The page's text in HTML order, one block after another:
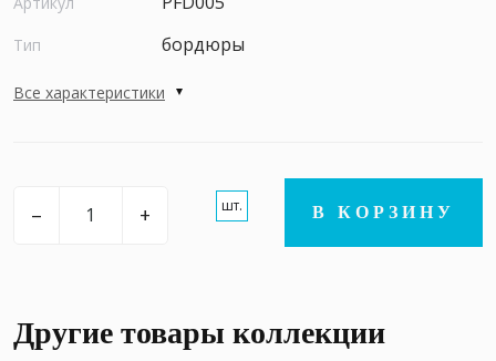
Тип бордюры
Все характеристики
– + шт. В КОРЗИНУ
Другие товары коллекции